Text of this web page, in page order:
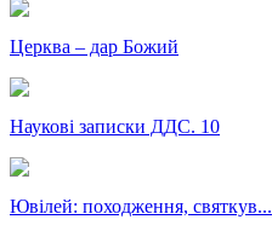
Церква – дар Божий
Наукові записки ДДС. 10
Ювілей: походження, святкув...